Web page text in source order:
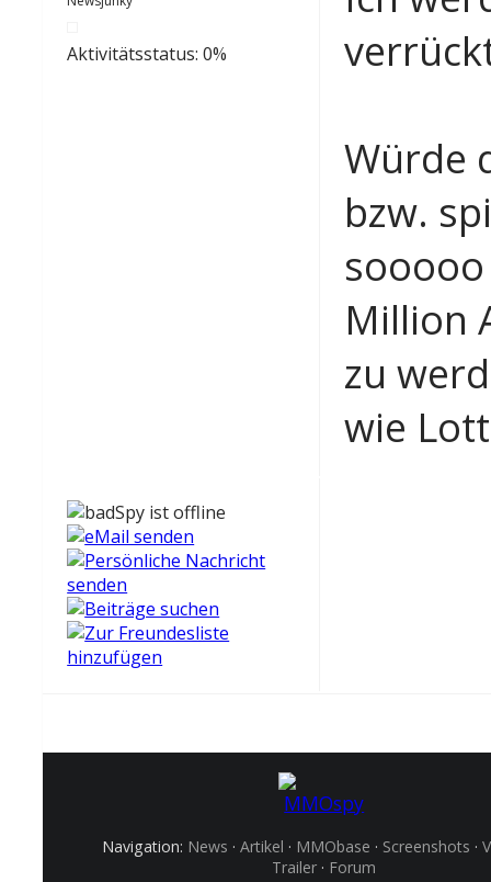
Aktivitätsstatus: 0%
Würde
bzw.
Million
zu
wie
Navigation: News ·Artikel · MMObase · Screenshots ·
Trailer · Forum